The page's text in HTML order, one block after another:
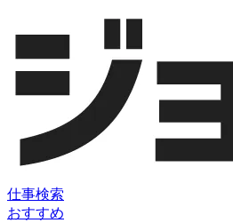
仕事検索
おすすめ